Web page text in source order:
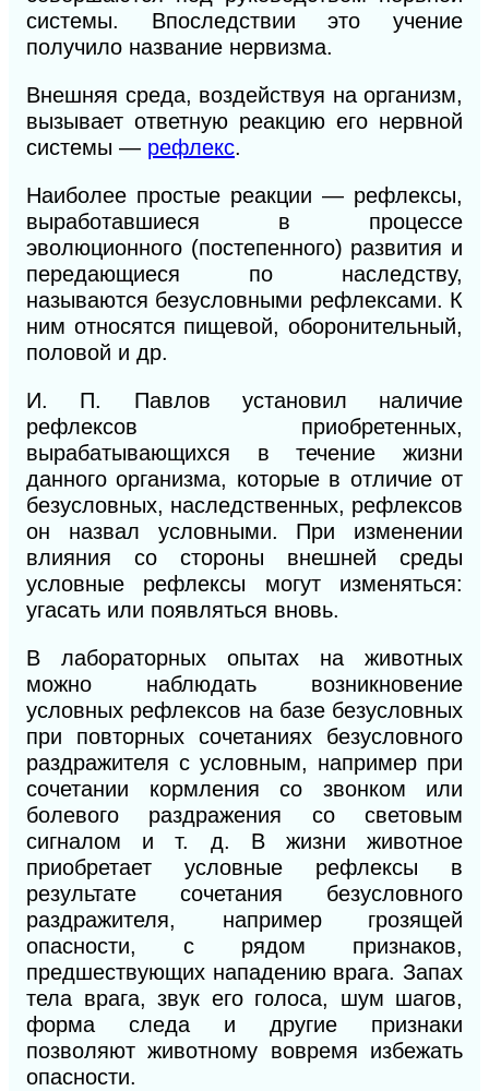
системы. Впоследствии это учение
получило название нервизма.
Внешняя среда, воздействуя на организм,
вызывает ответную реакцию его нервной
системы — рефлекс.
Наиболее простые реакции — рефлексы,
выработавшиеся в процессе
эволюционного (постепенного) развития и
передающиеся по наследству,
называются безусловными рефлексами. К
ним относятся пищевой, оборонительный,
половой и др.
И. П. Павлов установил наличие
рефлексов приобретенных,
вырабатывающихся в течение жизни
данного организма, которые в отличие от
безусловных, наследственных, рефлексов
он назвал условными. При изменении
влияния со стороны внешней среды
условные рефлексы могут изменяться:
угасать или появляться вновь.
В лабораторных опытах на животных
можно наблюдать возникновение
условных рефлексов на базе безусловных
при повторных сочетаниях безусловного
раздражителя с условным, например при
сочетании кормления со звонком или
болевого раздражения со световым
сигналом и т. д. В жизни животное
приобретает условные рефлексы в
результате сочетания безусловного
раздражителя, например грозящей
опасности, с рядом признаков,
предшествующих нападению врага. Запах
тела врага, звук его голоса, шум шагов,
форма следа и другие признаки
позволяют животному вовремя избежать
опасности.